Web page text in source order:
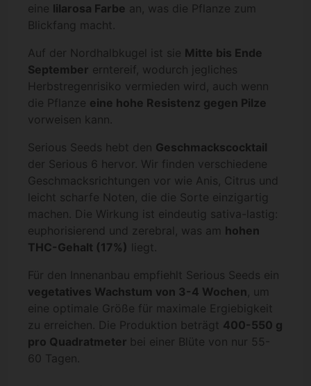
eine lilarosa Farbe an, was die Pflanze zum
Blickfang macht.
Auf der Nordhalbkugel ist sie Mitte bis Ende
September erntereif, wodurch jegliches
Herbstregenrisiko vermieden wird, auch wenn
die Pflanze eine hohe Resistenz gegen Pilze
vorweisen kann.
Serious Seeds hebt den Geschmackscocktail
der Serious 6 hervor. Wir finden verschiedene
Geschmacksrichtungen vor wie Anis, Citrus und
leicht scharfe Noten, die die Sorte einzigartig
machen. Die Wirkung ist eindeutig sativa-lastig:
euphorisierend und zerebral, was am hohen
THC-Gehalt (17%) liegt.
Für den Innenanbau empfiehlt Serious Seeds ein
vegetatives Wachstum von 3-4 Wochen , um
eine optimale Größe für maximale Ergiebigkeit
zu erreichen. Die Produktion beträgt 400-550 g
pro Quadratmeter bei einer Blüte von nur 55-
60 Tagen.